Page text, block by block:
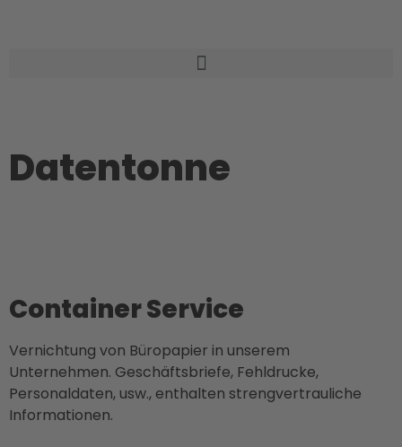
Datentonne
Container Service
Vernichtung von Büropapier in unserem
Unternehmen. Geschäftsbriefe, Fehldrucke,
Personaldaten, usw., enthalten strengvertrauliche
Informationen.